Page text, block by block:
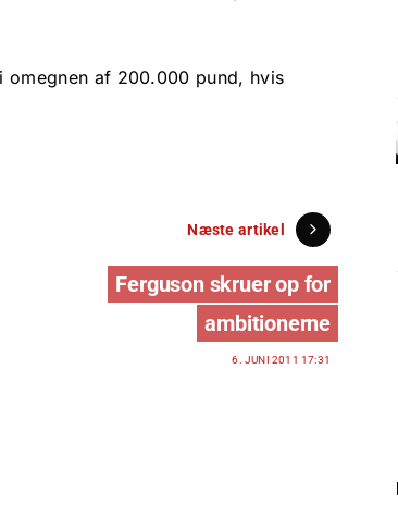
omegnen af 200.000 pund, hvis
Næste artikel
Ferguson skruer op for
ambitionerne
6. JUNI 2011 17:31